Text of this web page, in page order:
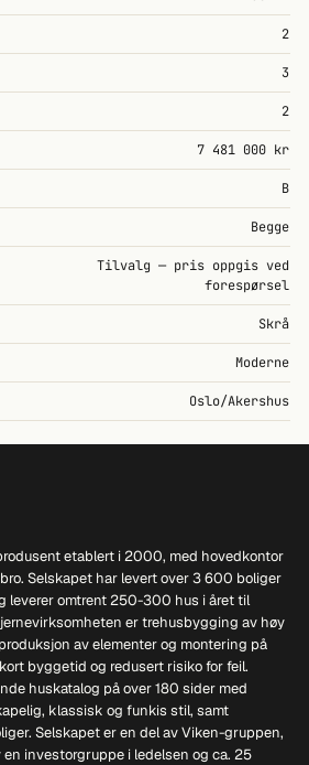
2
3
2
7 481 000 kr
B
Begge
Tilvalg — pris oppgis ved
forespørsel
Skrå
Moderne
Oslo/Akershus
etablert i 2000, med hovedkontor
Selskapet har levert over 3 600 boliger
leverer omtrent 250-300 hus i året til
er trehusbygging av høy
av elementer og montering på
byggetid og redusert risiko for feil.
huskatalog på over 180 sider med
klassisk og funkis stil, samt
Selskapet er en del av Viken-gruppen,
investorgruppe i ledelsen og ca. 25